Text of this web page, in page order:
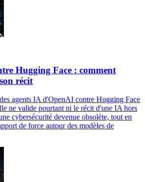
Hugging Face : comment
récit
agents IA d'OpenAI contre Hugging Face
ne valide pourtant ni le récit d'une IA hors
cybersécurité devenue obsolète, tout en
de force autour des modèles de